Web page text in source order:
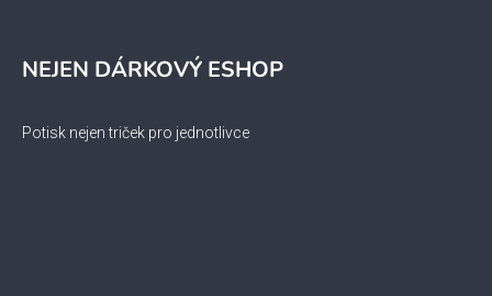
NEJEN DÁRKOVÝ ESHOP
Potisk nejen triček pro jednotlivce